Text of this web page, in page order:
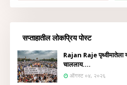
सप्ताहातील लोकप्रिय पोस्ट
Rajan Raje पृथ्वीमातेला
चाललाय....
ऑगस्ट ०४, २०२६